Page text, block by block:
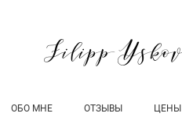
ОБО МНЕ ОТЗЫВЫ ЦЕНЫ